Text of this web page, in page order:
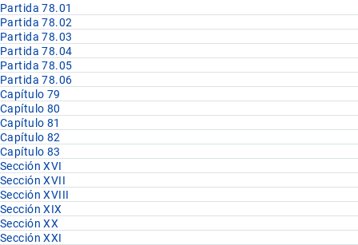
Partida 78.01
Partida 78.02
Partida 78.03
Partida 78.04
Partida 78.05
Partida 78.06
Capítulo 79
Capítulo 80
Capítulo 81
Capítulo 82
Capítulo 83
Sección XVI
Sección XVII
Sección XVIII
Sección XIX
Sección XX
Sección XXI